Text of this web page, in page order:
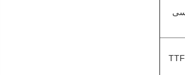
9498396 01653 محرك ضرس TTF